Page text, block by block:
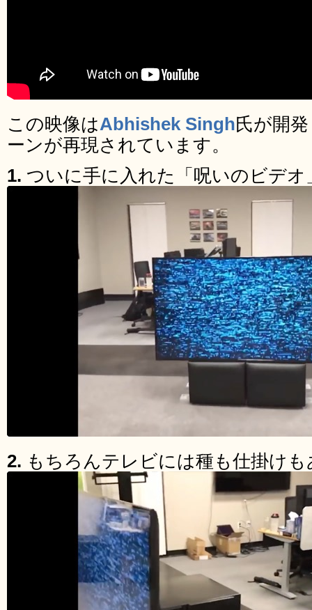
この映像はAbhishek Singh氏が開
ーンが再現されています。
1. ついに手に入れた「呪いのビデオ
2. もちろんテレビには種も仕掛け